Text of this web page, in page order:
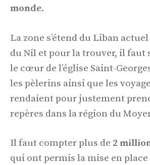
monde.
La zone s’étend du Liban
du Nil et pour la trouver, il faut
le cœur de l’église Saint-
les pèlerins ainsi que les
rendaient pour justement
repères dans la région du
Il faut compter plus de 2
qui ont permis la mise en place